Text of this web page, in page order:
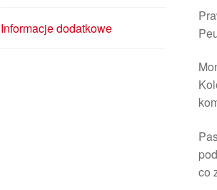
Informacje dodatkowe
co